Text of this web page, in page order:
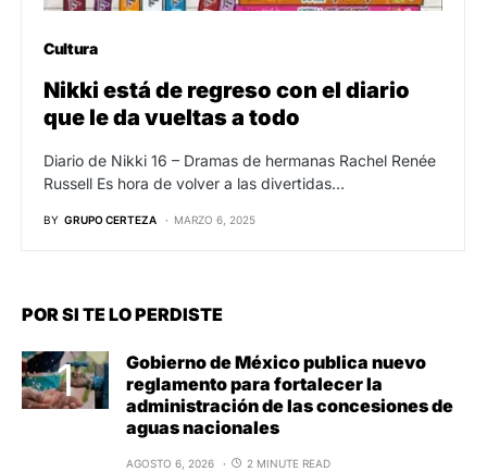
Cultura
Nikki está de regreso con el diario
que le da vueltas a todo
Diario de Nikki 16 – Dramas de hermanas Rachel Renée
Russell Es hora de volver a las divertidas…
BY GRUPO CERTEZA MARZO 6, 2025
POR SI TE LO PERDISTE
Gobierno de México publica nuevo
reglamento para fortalecer la
administración de las concesiones de
aguas nacionales
AGOSTO 6, 2026 2 MINUTE READ